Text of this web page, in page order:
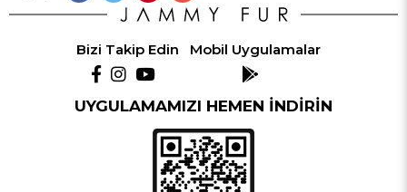
Bizi Takip Edin Mobil Uygulamalar
UYGULAMAMIZI HEMEN İNDİRİN